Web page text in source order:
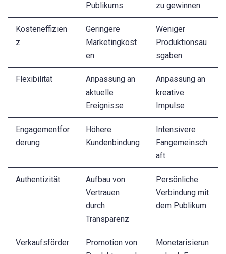
Publikums
zu gewinnen
Kosteneffizien
z
Geringere
Marketingkost
en
Weniger
Produktionsau
sgaben
Flexibilität
Anpassung an
aktuelle
Ereignisse
Anpassung an
kreative
Impulse
Engagementför
derung
Höhere
Kundenbindung
Intensivere
Fangemeinsch
aft
Authentizität
Aufbau von
Vertrauen
durch
Transparenz
Persönliche
Verbindung mit
dem Publikum
Verkaufsförder
Promotion von
Monetarisierun